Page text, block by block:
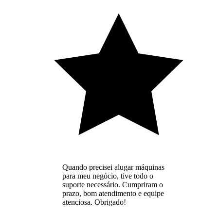
Quando precisei alugar máquinas
para meu negócio, tive todo o
suporte necessário. Cumpriram o
prazo, bom atendimento e equipe
atenciosa. Obrigado!